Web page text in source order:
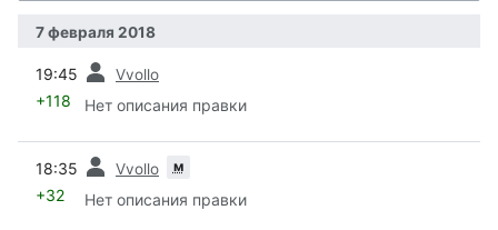
7 февраля 2018
19:45 Vvollo
+118 Нет описания правки
18:35 Vvollo м
+32 Нет описания правки